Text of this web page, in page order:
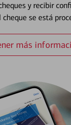
y recibir
cheque se está
más